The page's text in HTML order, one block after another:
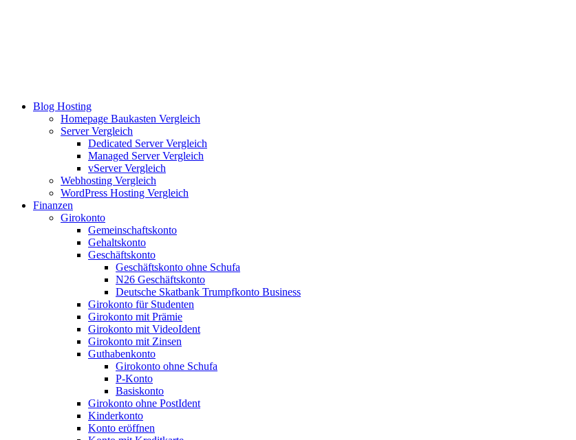
Blog Hosting
Homepage Baukasten Vergleich
Server Vergleich
Dedicated Server Vergleich
Managed Server Vergleich
vServer Vergleich
Webhosting Vergleich
WordPress Hosting Vergleich
Finanzen
Girokonto
Gemeinschaftskonto
Gehaltskonto
Geschäftskonto
Geschäftskonto ohne Schufa
N26 Geschäftskonto
Deutsche Skatbank Trumpfkonto Business
Girokonto für Studenten
Girokonto mit Prämie
Girokonto mit VideoIdent
Girokonto mit Zinsen
Guthabenkonto
Girokonto ohne Schufa
P-Konto
Basiskonto
Girokonto ohne PostIdent
Kinderkonto
Konto eröffnen